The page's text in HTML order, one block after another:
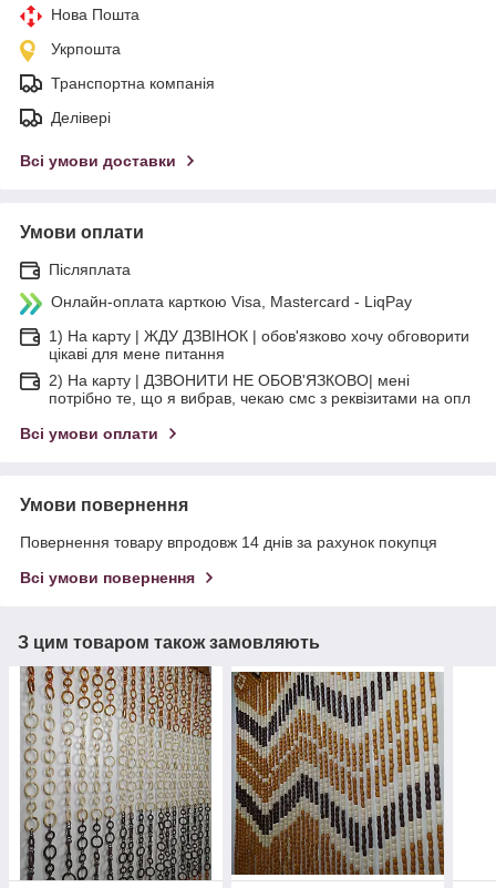
Нова Пошта
Укрпошта
Транспортна компанія
Делівері
Всі умови доставки
Умови оплати
Післяплата
Онлайн-оплата карткою Visa, Mastercard - LiqPay
1) На карту | ЖДУ ДЗВІНОК | обов'язково хочу обговорити
цікаві для мене питання
2) На карту | ДЗВОНИТИ НЕ ОБОВ'ЯЗКОВО| мені
потрібно те, що я вибрав, чекаю смс з реквізитами на опл
Всі умови оплати
Умови повернення
Повернення товару впродовж 14 днів за рахунок покупця
Всі умови повернення
З цим товаром також замовляють